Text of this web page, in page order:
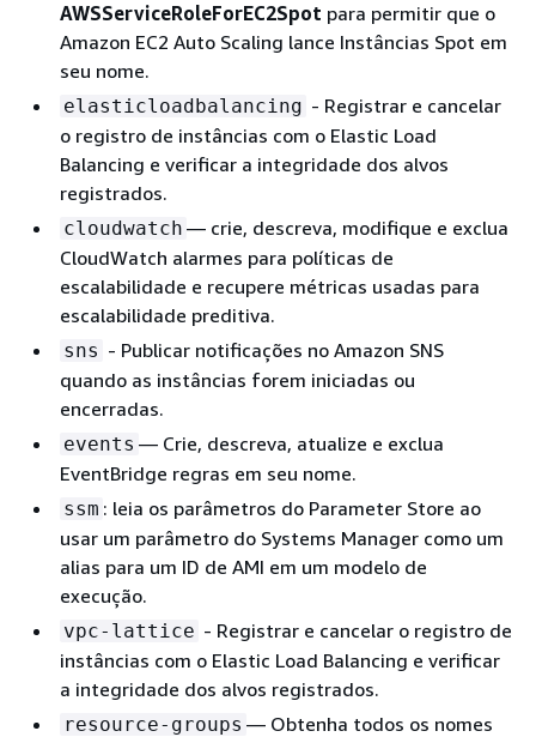
AWSServiceRoleForEC2Spot para permitir que o
Amazon EC2 Auto Scaling lance Instâncias Spot em
seu nome.
elasticloadbalancing - Registrar e cancelar
o registro de instâncias com o Elastic Load
Balancing e verificar a integridade dos alvos
registrados.
cloudwatch — crie, descreva, modifique e exclua
CloudWatch alarmes para políticas de
escalabilidade e recupere métricas usadas para
escalabilidade preditiva.
sns - Publicar notificações no Amazon SNS
quando as instâncias forem iniciadas ou
encerradas.
events — Crie, descreva, atualize e exclua
EventBridge regras em seu nome.
ssm : leia os parâmetros do Parameter Store ao
usar um parâmetro do Systems Manager como um
alias para um ID de AMI em um modelo de
execução.
vpc-lattice - Registrar e cancelar o registro de
instâncias com o Elastic Load Balancing e verificar
a integridade dos alvos registrados.
resource-groups — Obtenha todos os nomes